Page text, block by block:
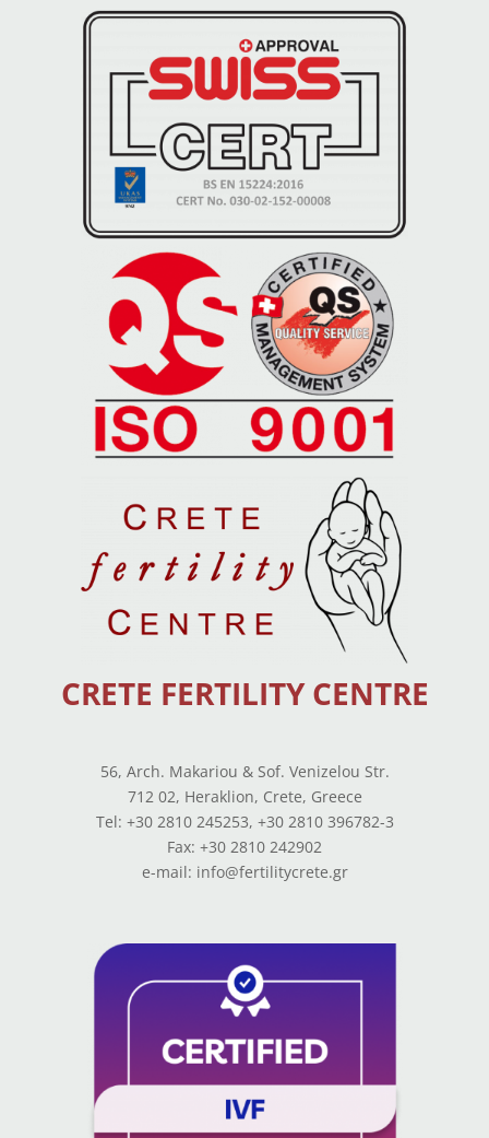
CRETE FERTILITY CENTRE
56, Arch. Makariou & Sof. Venizelou Str.
712 02, Heraklion, Crete, Greece
Tel: +30 2810 245253, +30 2810 396782-3
Fax: +30 2810 242902
e-mail: info@fertilitycrete.gr